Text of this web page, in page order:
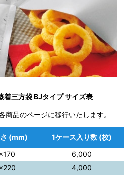
着三方袋 BJタイプ サイズ表
商品のページに移行いたします。
(mm)
1ケース入り数 (枚)
6,000
4,000